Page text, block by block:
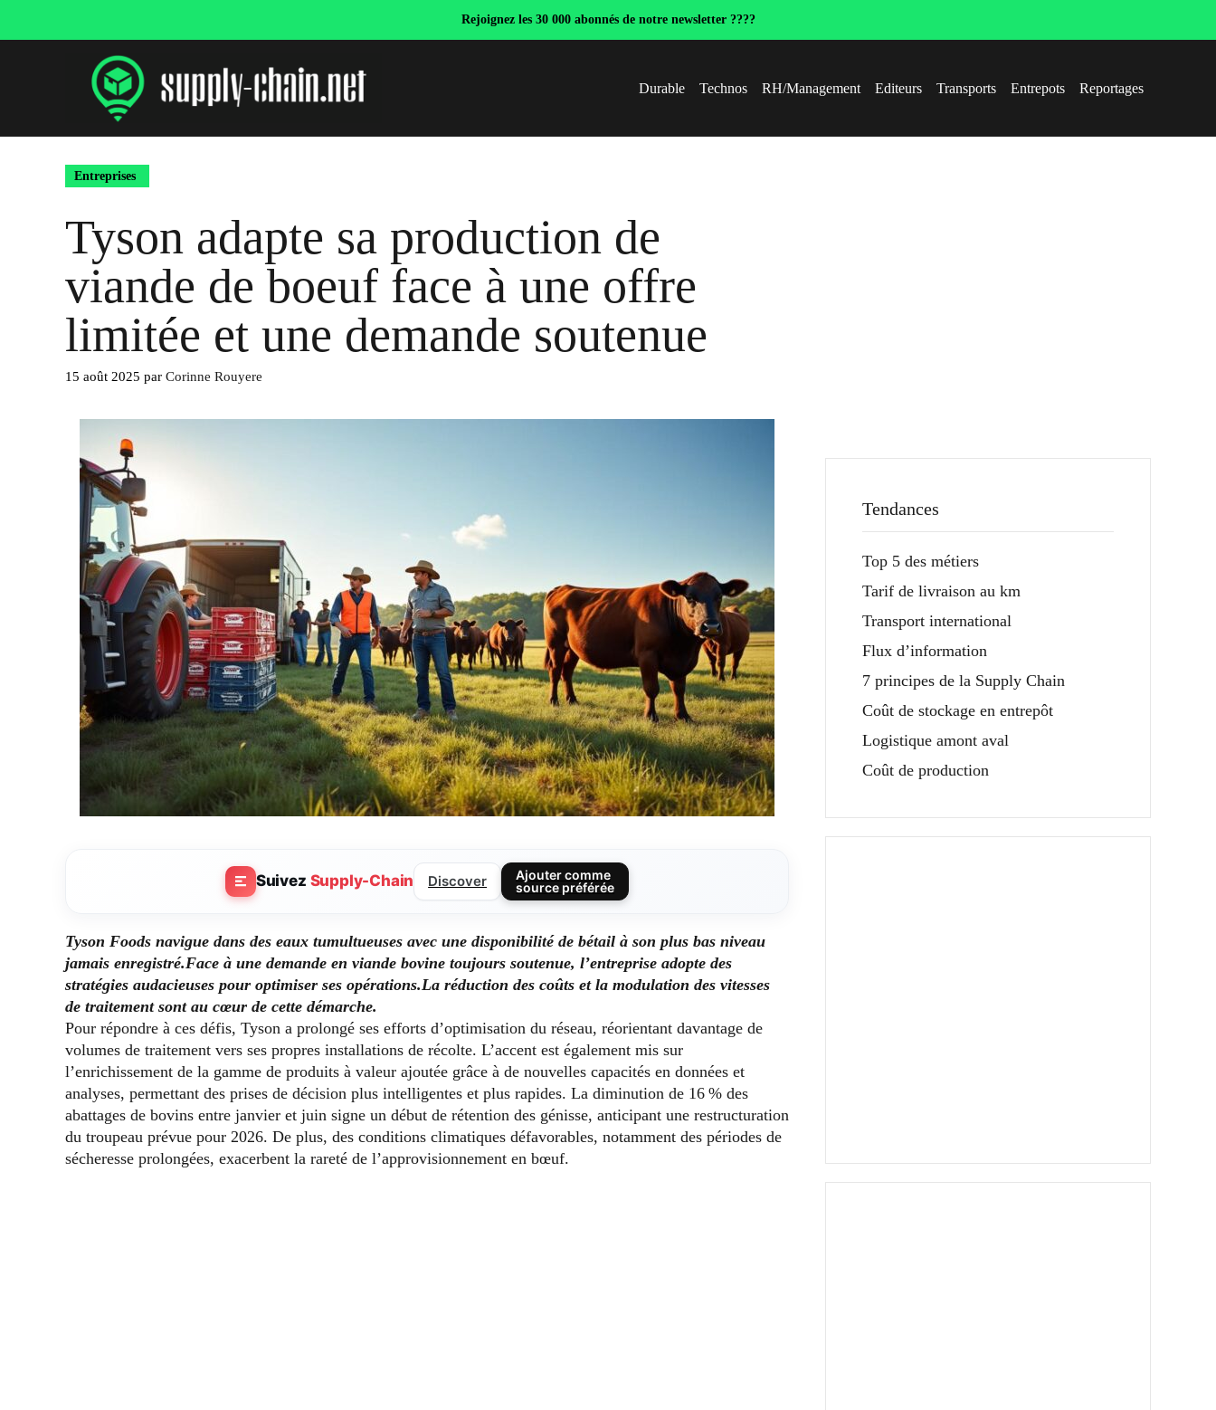
Rejoignez les 30 000 abonnés de notre newsletter ????
Durable Technos RH/Management Editeurs Transports Entrepots Reportages
Entreprises
Tyson adapte sa production de
viande de boeuf face à une offre
limitée et une demande soutenue
15 août 2025 par Corinne Rouyere
Suivez Supply-Chain Discover
Ajouter comme
source préférée
Tyson Foods navigue dans des eaux tumultueuses avec une disponibilité de bétail à son plus bas niveau
jamais enregistré.Face à une demande en viande bovine toujours soutenue, l’entreprise adopte des
stratégies audacieuses pour optimiser ses opérations.La réduction des coûts et la modulation des vitesses
de traitement sont au cœur de cette démarche.
Pour répondre à ces défis, Tyson a prolongé ses efforts d’optimisation du réseau, réorientant davantage de
volumes de traitement vers ses propres installations de récolte. L’accent est également mis sur
l’enrichissement de la gamme de produits à valeur ajoutée grâce à de nouvelles capacités en données et
analyses, permettant des prises de décision plus intelligentes et plus rapides. La diminution de 16 % des
abattages de bovins entre janvier et juin signe un début de rétention des génisse, anticipant une restructuration
du troupeau prévue pour 2026. De plus, des conditions climatiques défavorables, notamment des périodes de
sécheresse prolongées, exacerbent la rareté de l’approvisionnement en bœuf.
Tendances
Top 5 des métiers
Tarif de livraison au km
Transport international
Flux d’information
7 principes de la Supply Chain
Coût de stockage en entrepôt
Logistique amont aval
Coût de production